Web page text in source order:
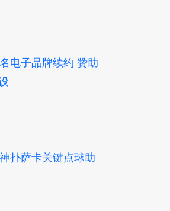
电子品牌续约 赞助
扑萨卡关键点球助